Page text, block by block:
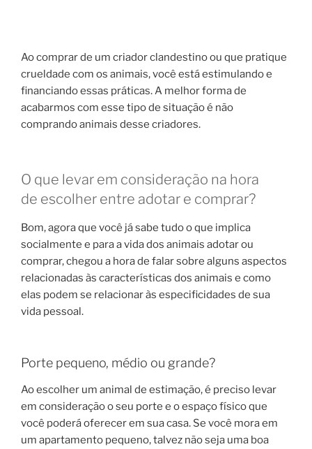
Ao comprar de um criador clandestino ou que pratique
crueldade com os animais, você está estimulando e
financiando essas práticas. A melhor forma de
acabarmos com esse tipo de situação é não
comprando animais desse criadores.
O que levar em consideração na hora
de escolher entre adotar e comprar?
Bom, agora que você já sabe tudo o que implica
socialmente e para a vida dos animais adotar ou
comprar, chegou a hora de falar sobre alguns aspectos
relacionadas às características dos animais e como
elas podem se relacionar às especificidades de sua
vida pessoal.
Porte pequeno, médio ou grande?
Ao escolher um animal de estimação, é preciso levar
em consideração o seu porte e o espaço físico que
você poderá oferecer em sua casa. Se você mora em
um apartamento pequeno, talvez não seja uma boa